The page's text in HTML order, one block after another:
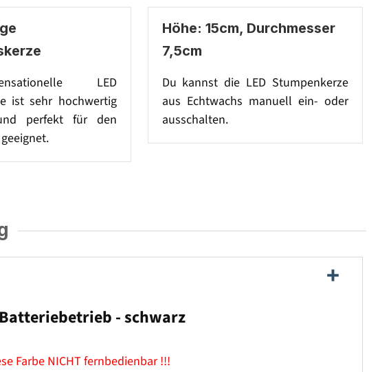
LED
ist sehr hochwertig
perfekt für den
Höhe: 15cm, Durchmesser
7,5cm
Du kannst die LED Stumpenkerze
aus Echtwachs manuell ein- oder
ausschalten.
- schwarz
Farbe NICHT fernbedienbar !!!